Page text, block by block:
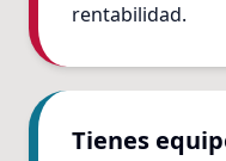
rentabilidad.
Tienes